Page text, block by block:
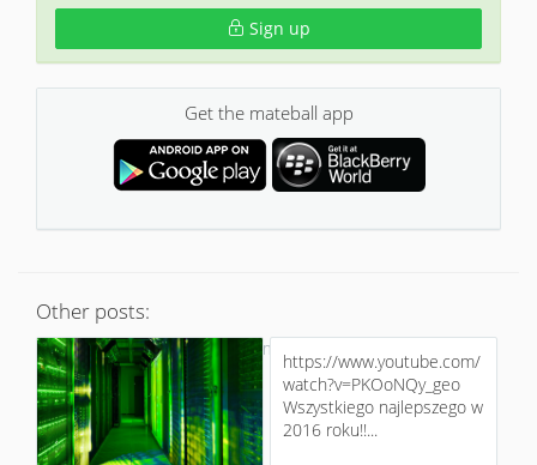
Sign up
Get the mateball app
Other posts:
https://www.youtube.com/
watch?v=PKOoNQy_geo
Wszystkiego najlepszego w
2016 roku!!...
No more